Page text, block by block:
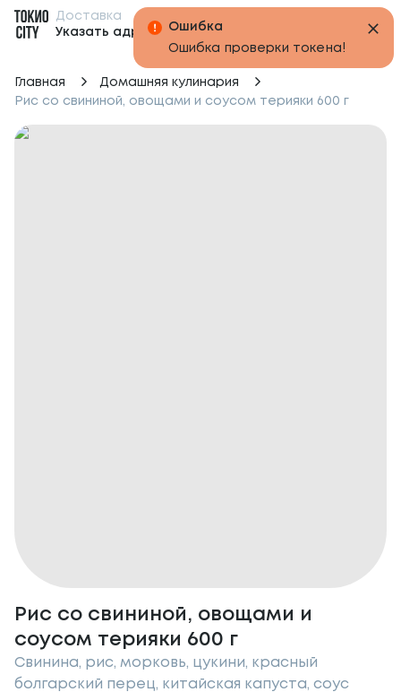
Доставка
Указать адрес
Главная
Домашняя кулинария
Рис со свининой, овощами и соусом терияки 600 г
Рис со свининой, овощами и
соусом терияки 600 г
Свинина, рис, морковь, цукини, красный
болгарский перец, китайская капуста, соус